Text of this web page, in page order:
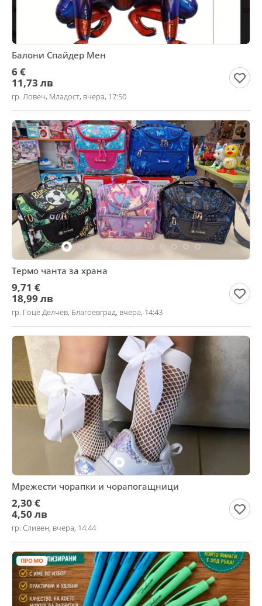
Балони Спайдер Мен
6 €
11,73 лв
гр. Ловеч, Младост, вчера, 17:50
Термо чанта за храна
9,71 €
18,99 лв
гр. Гоце Делчев, Благоевград, вчера, 14:43
Мрежести чорапки и чорапогащници
2,30 €
4,50 лв
гр. Сливен, вчера, 14:44
ПРОМО